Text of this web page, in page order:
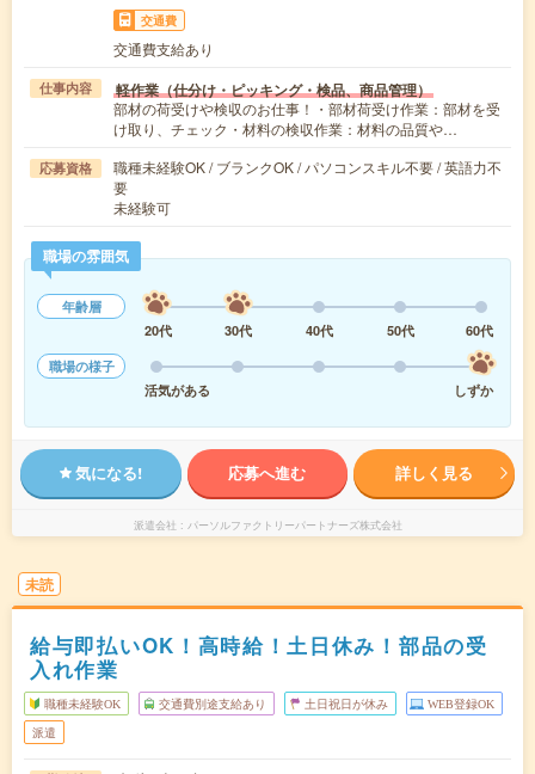
交通費
交通費支給あり
仕事内容 軽作業（仕分け・ピッキング・検品、商品管理）
部材の荷受けや検収のお仕事！・部材荷受け作業：部材を受
け取り、チェック・材料の検収作業：材料の品質や…
応募資格
職種未経験OK / ブランクOK / パソコンスキル不要 / 英語力不
要
未経験可
職場の雰囲気
年齢層
20代
30代 40代 50代
60代
職場の様子
活気がある
しずか
気になる! 応募へ進む 詳しく見る
派遣会社 パーソルファクトリーパートナーズ株式会社
未読
給与即払いOK！高時給！土日休み！部品の受
入れ作業
職種未経験OK 交通費別途支給あり 土日祝日が休み WEB登録OK
派遣